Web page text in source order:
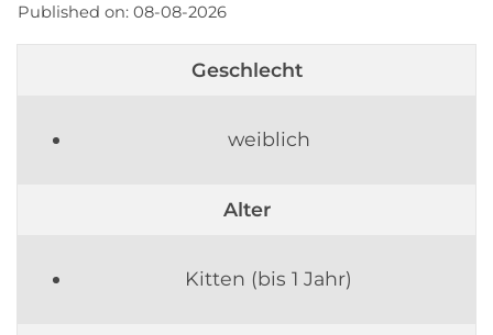
Published on: 08-08-2026
Geschlecht
weiblich
Alter
Kitten (bis 1 Jahr)